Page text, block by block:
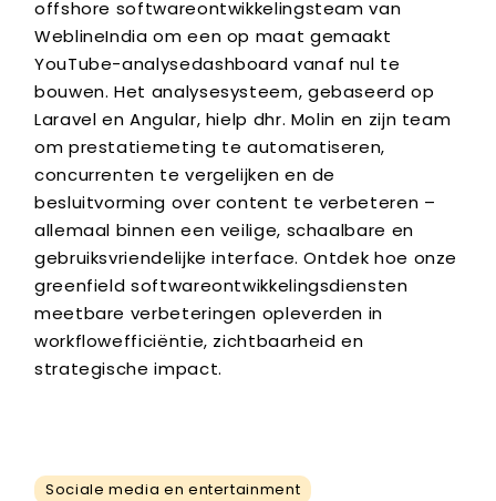
offshore softwareontwikkelingsteam van
WeblineIndia om een ​​op maat gemaakt
YouTube-analysedashboard vanaf nul te
bouwen. Het analysesysteem, gebaseerd op
Laravel en Angular, hielp dhr. Molin en zijn team
om prestatiemeting te automatiseren,
concurrenten te vergelijken en de
besluitvorming over content te verbeteren –
allemaal binnen een veilige, schaalbare en
gebruiksvriendelijke interface. Ontdek hoe onze
greenfield softwareontwikkelingsdiensten
meetbare verbeteringen opleverden in
workflowefficiëntie, zichtbaarheid en
strategische impact.
Sociale media en entertainment